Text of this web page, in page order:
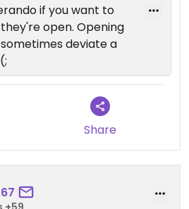
if you want to
open. Opening
deviate a
Share